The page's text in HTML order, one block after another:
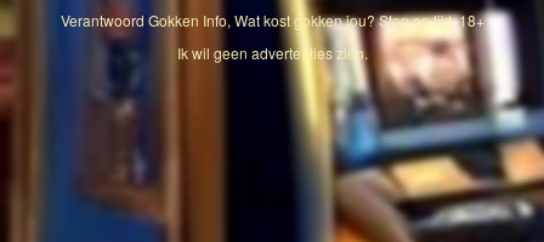
Verantwoord Gokken Info, Wat kost gokken jou? Stop op tijd, 18+
Ik wil geen advertenties zien.